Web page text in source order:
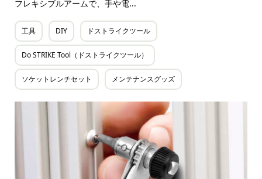
フレキシブルアームで、手や電...
工具 DIY ドストライクツール
Do STRIKE Tool（ドストライクツール）
ソケットレンチセット メンテナンスグッズ